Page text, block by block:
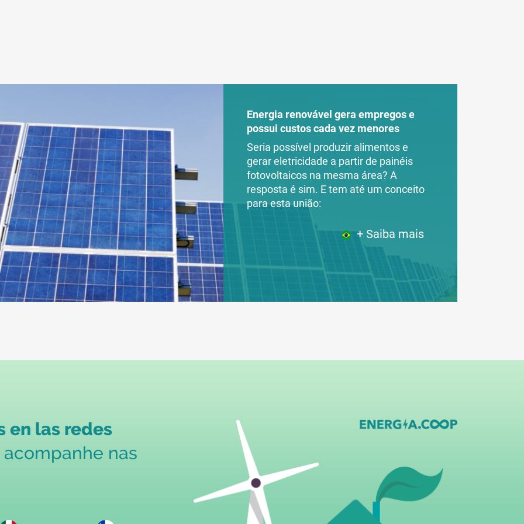
Energia renovável gera empregos e
possui custos cada vez menores
Seria possível produzir alimentos e
gerar eletricidade a partir de painéis
fotovoltaicos na mesma área? A
resposta é sim. E tem até um conceito
para esta união:
+ Saiba mais
en las redes
nas